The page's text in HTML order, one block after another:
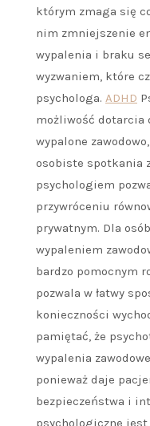
którym zmaga się
nim zmniejszenie
wypalenia i braku
wyzwaniem, które
psychologa. ADHD
możliwość dotarcia
wypalone
osobiste spotkania
psychologiem
przywróceniu
prywatnym. Dla
wypaleniem
bardzo pomocnym
pozwala w łatwy
konieczności
pamiętać, że
wypalenia
ponieważ daje
bezpieczeństwa i
psychologiczne